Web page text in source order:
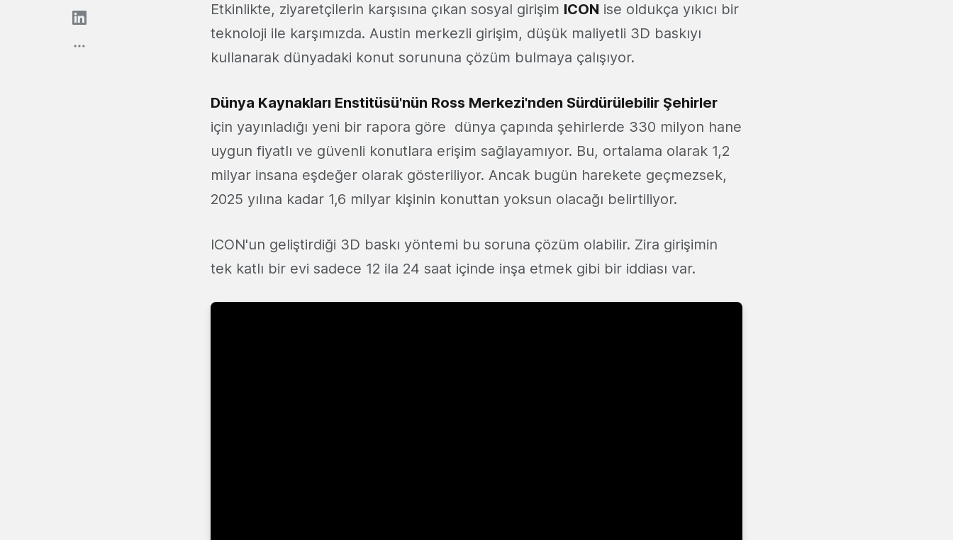
Etkinlikte, ziyaretçilerin karşısına çıkan sosyal girişim ICON ise oldukça yıkıcı bir
teknoloji ile karşımızda. Austin merkezli girişim, düşük maliyetli 3D baskıyı
kullanarak dünyadaki konut sorununa çözüm bulmaya çalışıyor.
Dünya Kaynakları Enstitüsü'nün Ross Merkezi'nden Sürdürülebilir Şehirler
için yayınladığı yeni bir rapora göre dünya çapında şehirlerde 330 milyon hane
uygun fiyatlı ve güvenli konutlara erişim sağlayamıyor. Bu, ortalama olarak 1,2
milyar insana eşdeğer olarak gösteriliyor. Ancak bugün harekete geçmezsek,
2025 yılına kadar 1,6 milyar kişinin konuttan yoksun olacağı belirtiliyor.
ICON'un geliştirdiği 3D baskı yöntemi bu soruna çözüm olabilir. Zira girişimin
tek katlı bir evi sadece 12 ila 24 saat içinde inşa etmek gibi bir iddiası var.